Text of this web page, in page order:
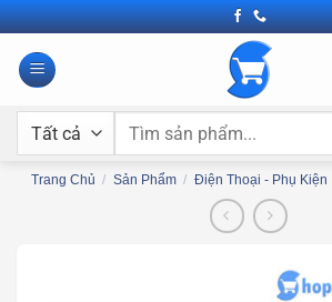
Bỏ
qua
nội
Tìm
Trang Chủ / Sản Phẩm / Điện Thoại - Phụ Kiện